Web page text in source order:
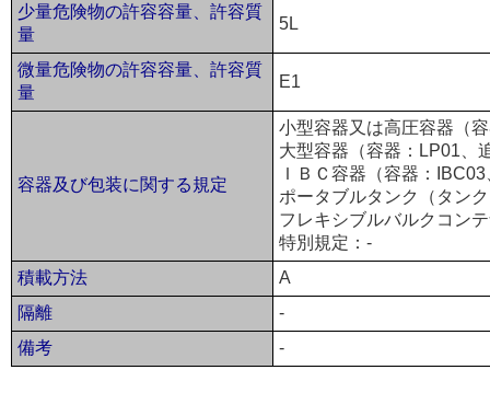
少量危険物の許容容量、許容質
量
5L
微量危険物の許容容量、許容質
量
E1
容器及び包装に関する規定
小型容器又は高圧容器（
大型容器（容器：LP01、
ＩＢＣ容器（容器：
ポータブルタンク（タン
フレキシブルバルクコン
特別規定：-
積載方法
A
隔離
-
備考
-